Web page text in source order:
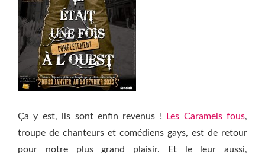
Ça y est, ils sont enfin revenus ! Les Caramels fous,
troupe de chanteurs et comédiens gays, est de retour
pour notre plus grand plaisir. Et le leur aussi,